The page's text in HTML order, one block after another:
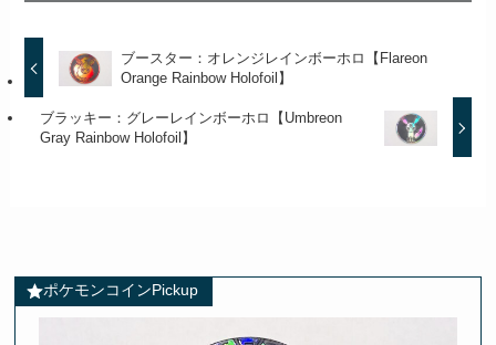
ブースター：オレンジレインボーホロ【Flareon
Orange Rainbow Holofoil】
ブラッキー：グレーレインボーホロ【Umbreon
Gray Rainbow Holofoil】
ポケモンコインPickup